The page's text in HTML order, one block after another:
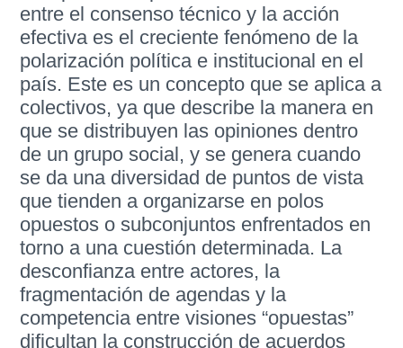
entre el consenso técnico y la acción
efectiva es el creciente fenómeno de la
polarización política e institucional en el
país. Este es un concepto que se aplica a
colectivos, ya que describe la manera en
que se distribuyen las opiniones dentro
de un grupo social, y se genera cuando
se da una diversidad de puntos de vista
que tienden a organizarse en polos
opuestos o subconjuntos enfrentados en
torno a una cuestión determinada. La
desconfianza entre actores, la
fragmentación de agendas y la
competencia entre visiones “opuestas”
dificultan la construcción de acuerdos